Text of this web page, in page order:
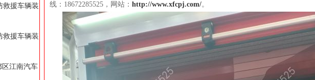
区江南汽车
线：18672285525，网站： http://www.xfcpj.com/。